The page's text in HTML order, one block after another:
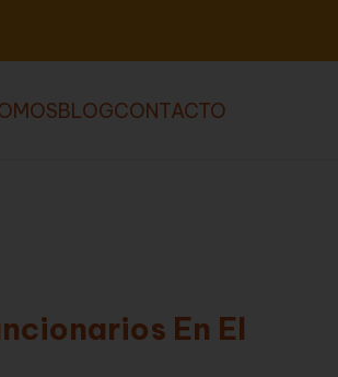
BLOGCONTACTO
En El